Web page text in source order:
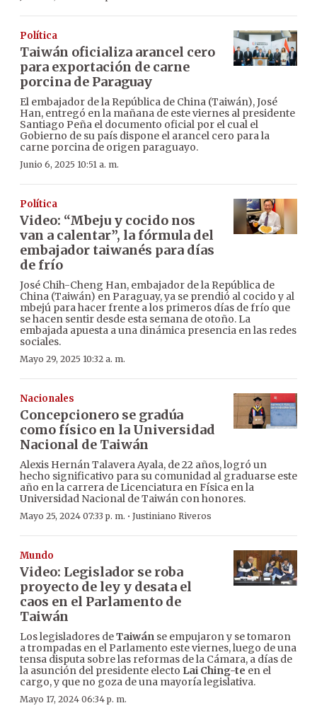
Política
Taiwán oficializa arancel cero
para exportación de carne
porcina de Paraguay
El embajador de la República de China (Taiwán), José
Han, entregó en la mañana de este viernes al presidente
Santiago Peña el documento oficial por el cual el
Gobierno de su país dispone el arancel cero para la
carne porcina de origen paraguayo.
Junio 6, 2025 10:51 a. m.
Política
Video: “Mbeju y cocido nos
van a calentar”, la fórmula del
embajador taiwanés para días
de frío
José Chih-Cheng Han, embajador de la República de
China (Taiwán) en Paraguay, ya se prendió al cocido y al
mbejú para hacer frente a los primeros días de frío que
se hacen sentir desde esta semana de otoño. La
embajada apuesta a una dinámica presencia en las redes
sociales.
Mayo 29, 2025 10:32 a. m.
Nacionales
Concepcionero se gradúa
como físico en la Universidad
Nacional de Taiwán
Alexis Hernán Talavera Ayala, de 22 años, logró un
hecho significativo para su comunidad al graduarse este
año en la carrera de Licenciatura en Física en la
Universidad Nacional de Taiwán con honores.
Mayo 25, 2024 07:33 p. m. · Justiniano Riveros
Mundo
Video: Legislador se roba
proyecto de ley y desata el
caos en el Parlamento de
Taiwán
Los legisladores deTaiwán se empujaron y se tomaron
a trompadas en el Parlamento este viernes, luego de una
tensa disputa sobre las reformas de la Cámara, a días de
la asunción del presidente electo Lai Ching-te en el
cargo, y que no goza de una mayoría legislativa.
Mayo 17, 2024 06:34 p. m.